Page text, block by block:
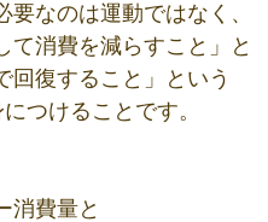
要なのは運動ではなく、
て消費を減らすこと」と
回復すること」という
つけることです。
消費量と